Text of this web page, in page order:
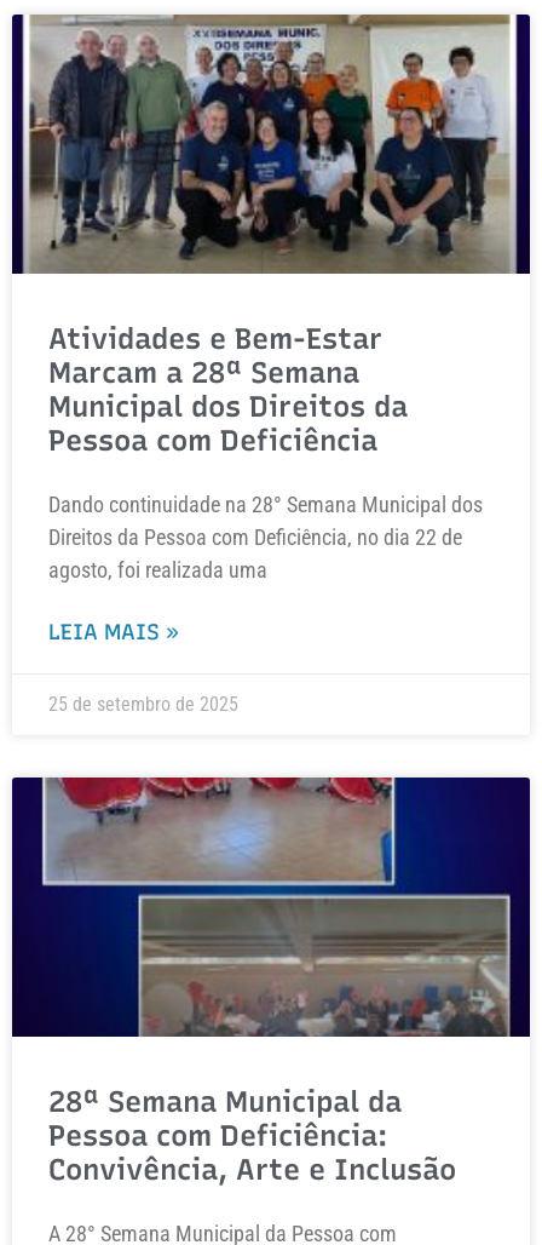
Atividades e Bem-Estar
Marcam a 28ª Semana
Municipal dos Direitos da
Pessoa com Deficiência
Dando continuidade na 28° Semana Municipal dos
Direitos da Pessoa com Deficiência, no dia 22 de
agosto, foi realizada uma
LEIA MAIS »
25 de setembro de 2025
28ª Semana Municipal da
Pessoa com Deficiência:
Convivência, Arte e Inclusão
A 28° Semana Municipal da Pessoa com